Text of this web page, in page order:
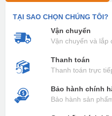
TẠI SAO CHỌN CHÚNG TÔI?
Vận chuyển
Vận chuyển và lắp
Thanh toán
Thanh toán trực
Bảo hành chính
Bảo hành sản